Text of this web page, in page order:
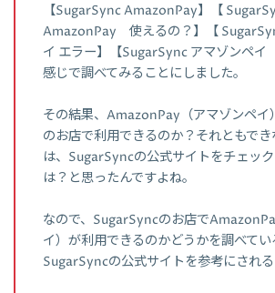
【SugarSync AmazonPay】【
AmazonPay 使えるの？】【
イ エラー】【SugarSync アマゾンペ
感じで調べてみることにしました。
その結果、AmazonPay（アマゾンペ
のお店で利用できるのか？それともで
は、SugarSyncの公式サイトをチェッ
は？と思ったんですよね。
なので、SugarSyncのお店で
イ）が利用できるのかどうかを調べてい
SugarSyncの公式サイトを参考にされる